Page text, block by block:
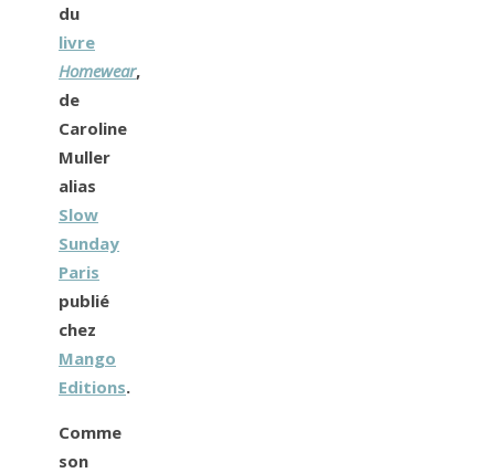
du
livre
Homewear,
de
Caroline
Muller
alias
Slow
Sunday
Paris
publié
chez
Mango
Editions.
Comme
son